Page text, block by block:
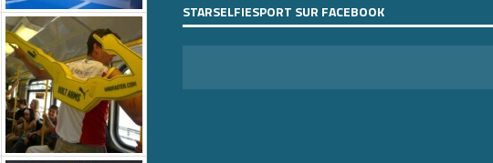
STARSELFIESPORT SUR FACEBOOK